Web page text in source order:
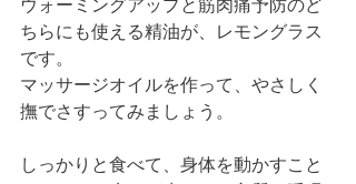
ウォーミングアップと筋肉痛予防のど
ちらにも使える精油が、レモングラス
です。
マッサージオイルを作って、やさしく
撫でさすってみましょう。
しっかりと食べて、身体を動かすこと